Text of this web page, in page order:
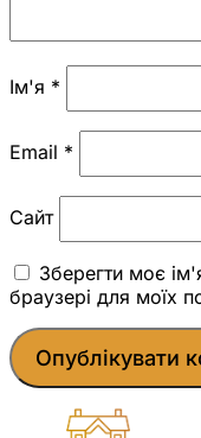
Ім'я *
Email *
Сайт
Зберегти моє
браузері для моїх